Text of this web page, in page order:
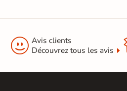
 Avis clients
Découvrez tous les avis